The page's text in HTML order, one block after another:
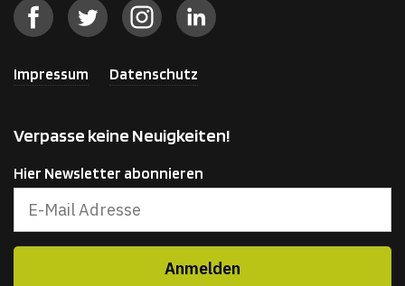
Impressum Datenschutz
Verpasse keine Neuigkeiten!
Hier Newsletter abonnieren